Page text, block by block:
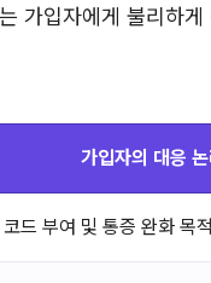
가입자에게 불리하게
가입자의 대응 논
코드 부여 및 통증 완화 목